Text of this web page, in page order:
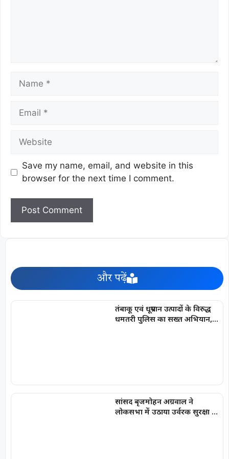
Save my name, email, and website in this
browser for the next time I comment.
और पढ़ें
तंबाकू एवं धूम्रपान उत्पादों के विरुद्ध
धमतरी पुलिस का सख्त अभियान,
सांसद बृजमोहन अग्रवाल ने
लोकसभा में उठाया उर्वरक सुरक्षा का